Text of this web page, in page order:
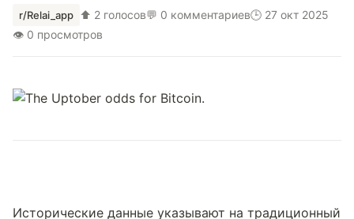
r/Relai_app ⬆ 2 голосов💬 0 комментариев🕒 27 окт 2025
👁 0 просмотров
Исторические данные указывают на традиционный